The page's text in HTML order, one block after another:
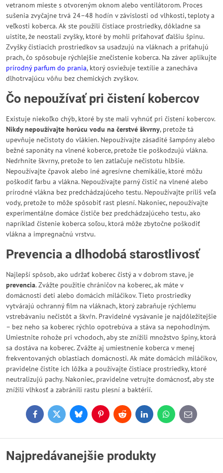
vetranom mieste s otvoreným oknom alebo ventilátorom. Proces
sušenia zvyčajne trvá 24–48 hodín v závislosti od vlhkosti, teploty a
veľkosti koberca. Ak ste použili čistiace prostriedky, dôkladne sa
uistite, že neostali zvyšky, ktoré by mohli priťahovať ďalšiu špinu.
Zvyšky čistiacich prostriedkov sa usadzujú na vláknach a priťahujú
prach, čo spôsobuje rýchlejšie znečistenie koberca. Na záver aplikujte
prírodný parfum do prania, ktorý osviežuje textílie a zanecháva
dlhotrvajúcu vôňu bez chemických zvyškov.
Čo nepoužívať pri čistení kobercov
Existuje niekoľko chýb, ktoré by ste mali vyhnúť pri čistení kobercov.
Nikdy nepoužívajte horúcu vodu na čerstvé škvrny, pretože tá
upevňuje nečistoty do vlákien. Nepoužívajte zásadité šampóny alebo
bežné saponáty na vlnené koberce, pretože tie poškodzujú vlákna.
Nedrhnite škvrny, pretože to len zatlačuje nečistotu hlbšie.
Nepoužívajte čpavok alebo iné agresívne chemikálie, ktoré môžu
poškodiť farbu a vlákna. Nepoužívajte parný čistič na vlnené alebo
prírodné vlákna bez predchádzajúceho testu. Nepoužívajte príliš veľa
vody, pretože to môže spôsobiť rast plesní. Nakoniec, nepoužívajte
experimentálne domáce čističe bez predchádzajúceho testu, ako
napríklad čistenie koberca soľou, ktorá môže zbytočne poškodiť
vlákna a impregnačnú vrstvu.
Prevencia a dlhodobá starostlivosť
Najlepší spôsob, ako udržať koberec čistý a v dobrom stave, je
prevencia. Zvážte použitie chráničov na koberec, ak máte v
domácnosti deti alebo domácich miláčikov. Tieto prostriedky
vytvárajú ochranný film na vláknach, ktorý zabraňuje rýchlemu
vstrebávaniu nečistôt a škvŕn. Pravidelné vysávanie je najdôležitejšie
– bez neho sa koberec rýchlo opotrebúva a stáva sa nepohodlným.
Umiestnite rohože pri vchodoch, aby ste znížili množstvo špiny, ktorá
sa dostáva na koberec. Zvážte aj umiestnenie koberca v menej
frekventovaných oblastiach domácnosti. Ak máte domácich miláčikov,
pravidelne čistite ich lôžka a používajte čistiace prostriedky, ktoré
neutralizujú pachy. Nakoniec, pravidelne vetrujte domácnosť, aby ste
znížili vlhkosť a zabránili rastu plesní a baktérií.
FacebookTwitterBlueskyPinterestReddit LinkedInWhatsApp
E-
mail
Najpredávanejšie produkty